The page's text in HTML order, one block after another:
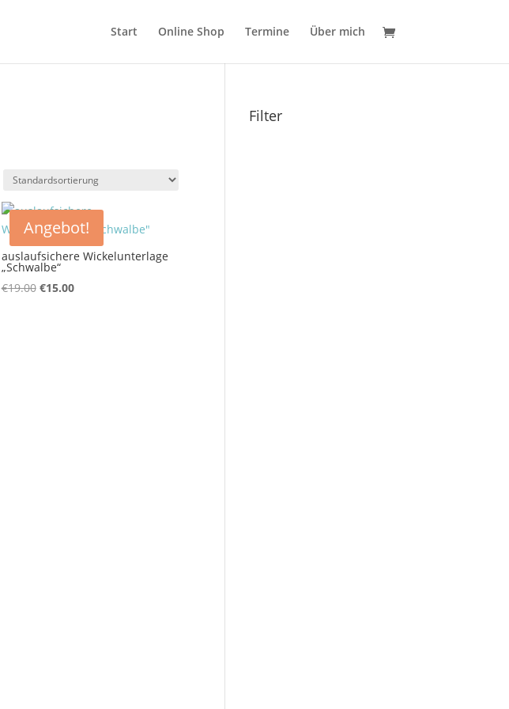
Start Online Shop Termine Über mich
Angebot!
auslaufsichere Wickelunterlage
„Schwalbe“
€19.00 Ursprünglicher
€15.00Aktueller
Filter